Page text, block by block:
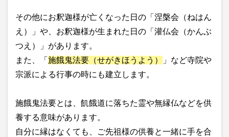
その他にお釈迦様が亡くなった日の「涅槃会（ねはん
え）」や、お釈迦様が生まれた日の「灌仏会（かんぶ
つえ）」があります。
また、「 施餓鬼法要（せがきほうよう）
」など寺院や
宗派による行事の時にも建立します。
施餓鬼法要とは、飢餓道に落ちた霊や無縁仏などを供
養する意味があります。
自分に縁はなくても、ご先祖様の供養と一緒に手を合